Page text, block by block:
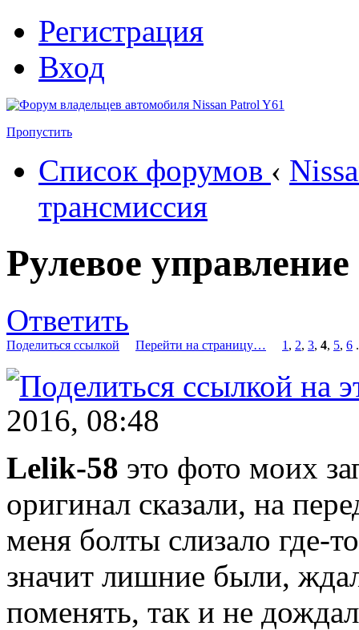
Регистрация
Вход
Пропустить
Список форумов ‹
трансмиссия
Рулевое управление
Ответить
Поделиться ссылкой Перейти на страницу… 1 , 2, 3, 4, 5, 6
2016, 08:48
Lelik-58 это фото моих
оригинал сказали, на
меня болты слизало где-
значит лишние были,
поменять, так и не